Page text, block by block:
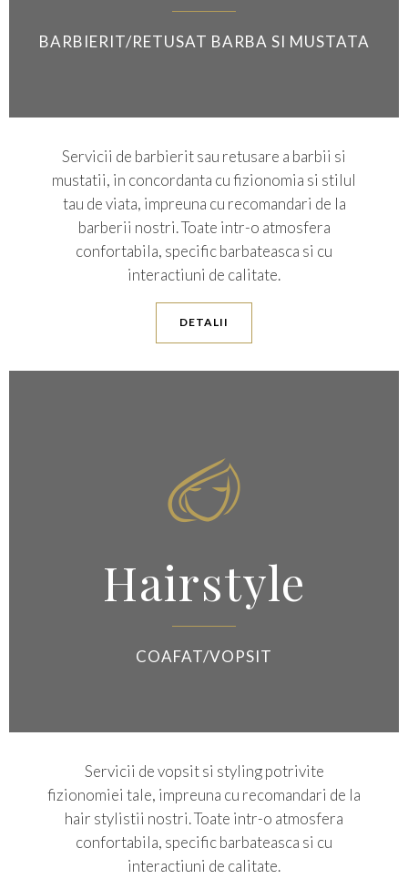
BARBIERIT/RETUSAT BARBA SI MUSTATA
Servicii de barbierit sau retusare a barbii si
mustatii, in concordanta cu fizionomia si stilul
tau de viata, impreuna cu recomandari de la
barberii nostri. Toate intr-o atmosfera
confortabila, specific barbateasca si cu
interactiuni de calitate.
DETALII

Hairstyle
COAFAT/VOPSIT
Servicii de vopsit si styling potrivite
fizionomiei tale, impreuna cu recomandari de la
hair stylistii nostri. Toate intr-o atmosfera
confortabila, specific barbateasca si cu
interactiuni de calitate.